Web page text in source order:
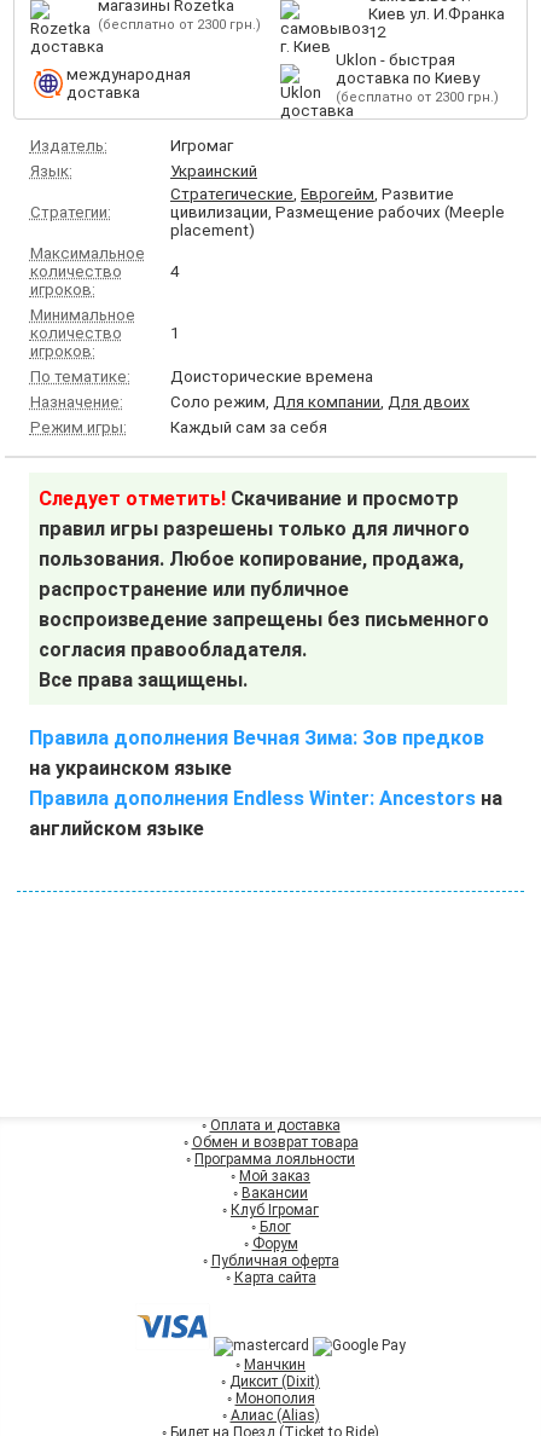
магазины Rozetka
(бесплатно от 2300 грн.)
Киев ул. И.Франка
12
международная
доставка
Uklon - быстрая
доставка по Киеву
(бесплатно от 2300 грн.)
Издатель:
Игромаг
Язык:
Украинский
Стратегии:
Стратегические,Еврогейм, Развитие
цивилизации, Размещение рабочих (Meeple
placement)
Максимальное
количество
игроков:
4
Минимальное
количество
игроков:
1
По тематике:
Доисторические времена
Назначение:
Соло режим,Для компании,Для двоих
Режим игры:
Каждый сам за себя
Следует отметить! Скачивание и просмотр
правил игры разрешены только для личного
пользования. Любое копирование, продажа,
распространение или публичное
воспроизведение запрещены без письменного
согласия правообладателя.
Все права защищены.
Правила дополнения Вечная Зима: Зов предков
на украинском языке
Правила дополнения Endless Winter: Ancestorsна
английском языке
◦ Оплата и доставка
◦ Обмен и возврат товара
◦ Программа лояльности
◦ Мой заказ
◦ Вакансии
◦ Клуб Ігромаг
◦ Блог
◦ Форум
◦ Публичная оферта
◦ Карта сайта
◦ Манчкин
◦ Диксит (Dixit)
◦ Монополия
◦ Алиас (Alias)
◦ Билет на Поезд (Ticket to Ride)